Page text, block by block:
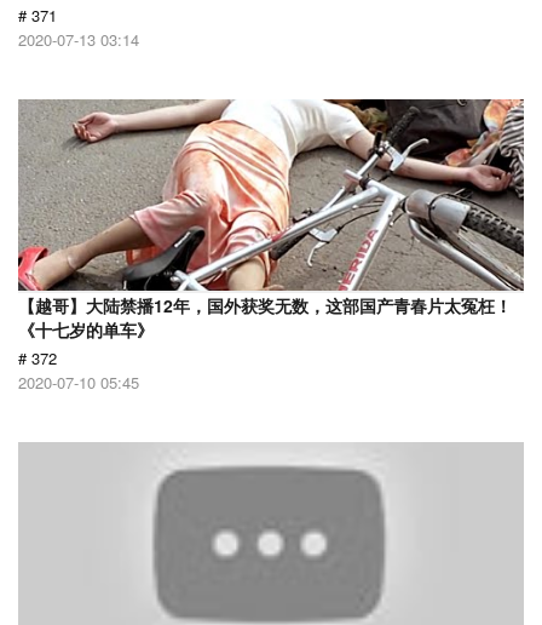
# 371
2020-07-13 03:14
【越哥】大陆禁播12年，国外获奖无数，这部国产青春片太冤枉！
《十七岁的单车》
# 372
2020-07-10 05:45